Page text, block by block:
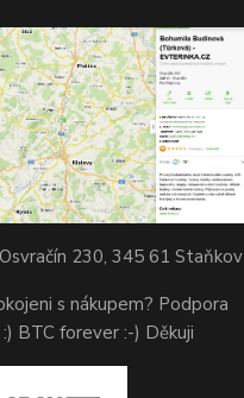
Osvračín 230, 345 61 Staňkov
s nákupem? Podpora
BTC forever :-) Děkuji